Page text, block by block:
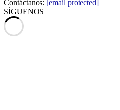
Contáctanos: [email protected]
SÍGUENOS